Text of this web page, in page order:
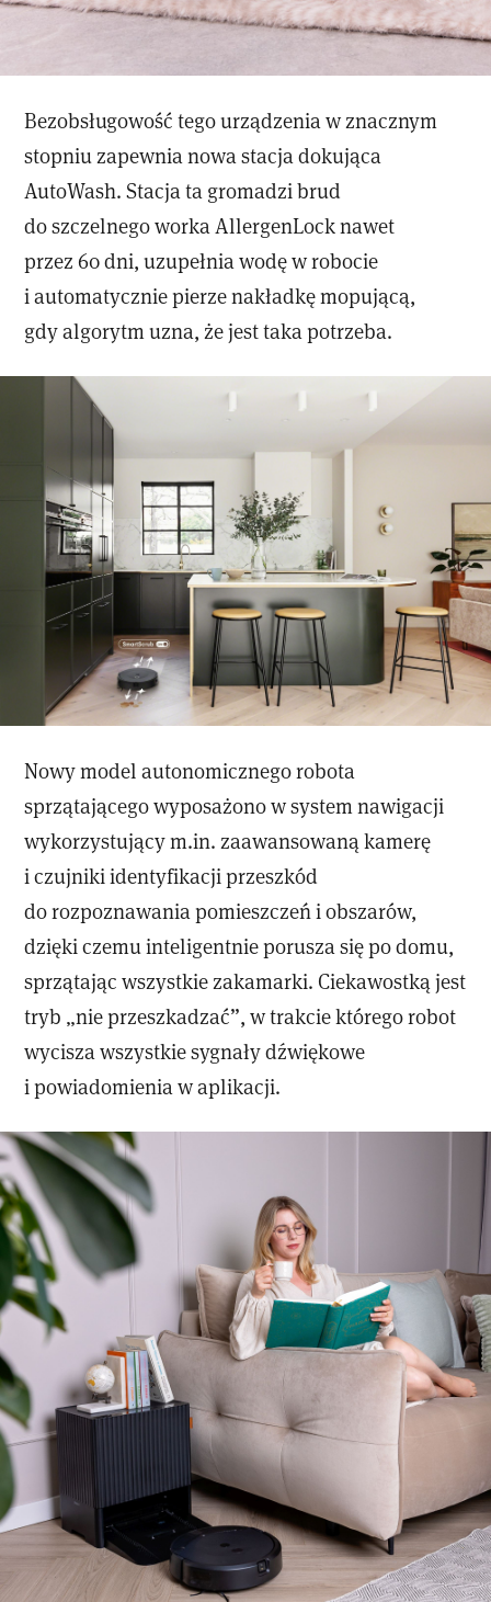
Bezobsługowość tego urządzenia w znacznym
stopniu zapewnia nowa stacja dokująca
AutoWash. Stacja ta gromadzi brud
do szczelnego worka AllergenLock nawet
przez 60 dni, uzupełnia wodę w robocie
i automatycznie pierze nakładkę mopującą,
gdy algorytm uzna, że jest taka potrzeba.
Nowy model autonomicznego robota
sprzątającego wyposażono w system nawigacji
wykorzystujący m.in. zaawansowaną kamerę
i czujniki identyfikacji przeszkód
do rozpoznawania pomieszczeń i obszarów,
dzięki czemu inteligentnie porusza się po domu,
sprzątając wszystkie zakamarki. Ciekawostką jest
tryb „nie przeszkadzać”, w trakcie którego robot
wycisza wszystkie sygnały dźwiękowe
i powiadomienia w aplikacji.